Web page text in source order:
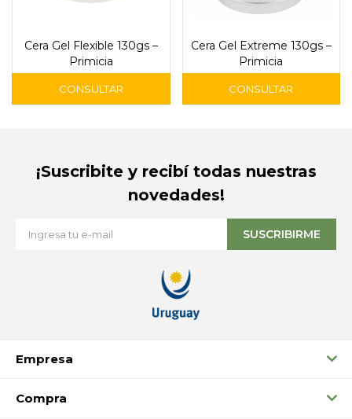
Cera Gel Flexible 130gs –
Primicia
Cera Gel Extreme 130gs –
Primicia
Empresa
Compra
¡Suscribite y recibí todas nuestras
novedades!
SUSCRIBIRME